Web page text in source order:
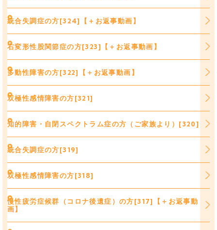
統合失調症の方[324]【＋お返事動画】
右変形性股関節症の方[323]【＋お返事動画】
多動性障害の方[322]【＋お返事動画】
双極性感情障害の方[321]
知的障害・自閉スペクトラム症の方（ご家族より）[320]
統合失調症の方[319]
双極性感情障害の方[318]
慢性疲労症候群（コロナ後遺症）の方[317]【＋お返事動
画】